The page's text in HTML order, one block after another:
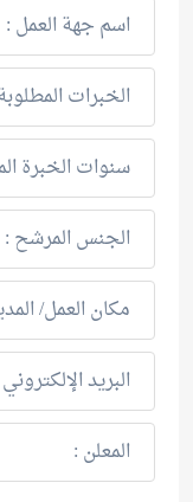
اسم جهة العمل :
الخبرات
سنوات الخبرة
الجنس المرشح :
مكان العمل/
البريد
المعلن :